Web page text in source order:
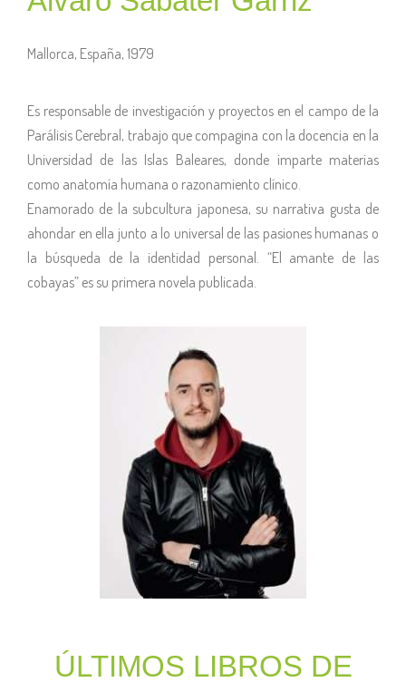
Mallorca, España, 1979
Es responsable de investigación y proyectos en el campo de la
Parálisis Cerebral, trabajo que compagina con la docencia en la
Universidad de las Islas Baleares, donde imparte materias
como anatomía humana o razonamiento clínico.
Enamorado de la subcultura japonesa, su narrativa gusta de
ahondar en ella junto a lo universal de las pasiones humanas o
la búsqueda de la identidad personal. “El amante de las
cobayas” es su primera novela publicada.
ÚLTIMOS LIBROS DE